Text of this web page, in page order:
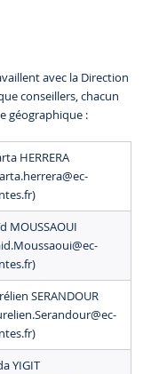
avec la Direction
conseillers, chacun
géographique :
HERRERA
@ec-
MOUSSAOUI
@ec-
SERANDOUR
@ec-
YIGIT